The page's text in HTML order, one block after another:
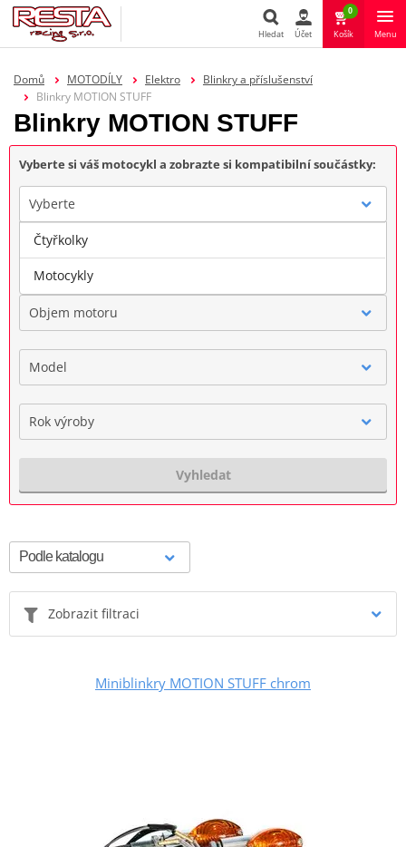
Hledat Účet
0
Košík Menu
Domů MOTODÍLY Elektro
Blinkry a příslušenství
Blinkry MOTION STUFF
Blinkry MOTION STUFF
Vyberte si váš motocykl a zobrazte si kompatibilní součástky:
Vyberte
Značka
Objem motoru
Model
Rok výroby
Vyhledat
Zobrazit filtraci
Miniblinkry MOTION STUFF chrom
Čtyřkolky
Motocykly